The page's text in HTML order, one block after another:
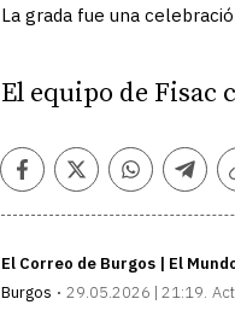
La grada fue una
El equipo de Fisac
Facebook
TwitterWhatsapp
El Correo de Burgos | El
Burgos
29.05.2026 | 21:19